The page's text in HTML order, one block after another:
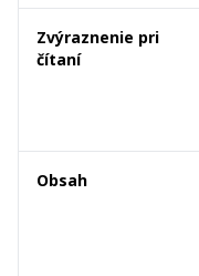
Zvýraznenie pri
čítaní
Obsah